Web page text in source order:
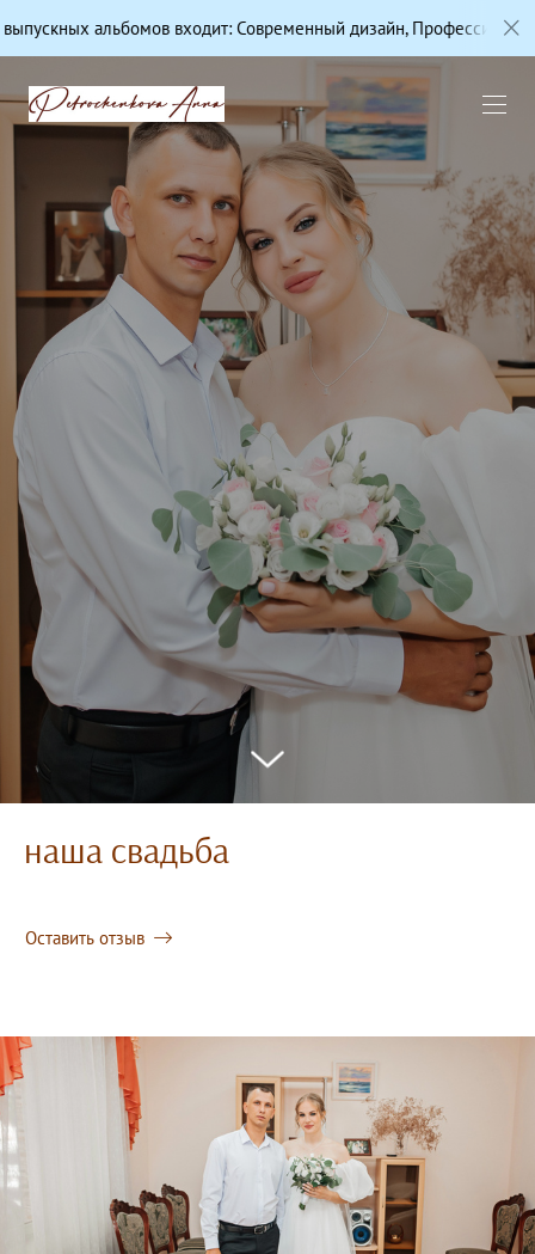
входит: Современный дизайн, Профессиональная
наша свадьба
Оставить отзыв